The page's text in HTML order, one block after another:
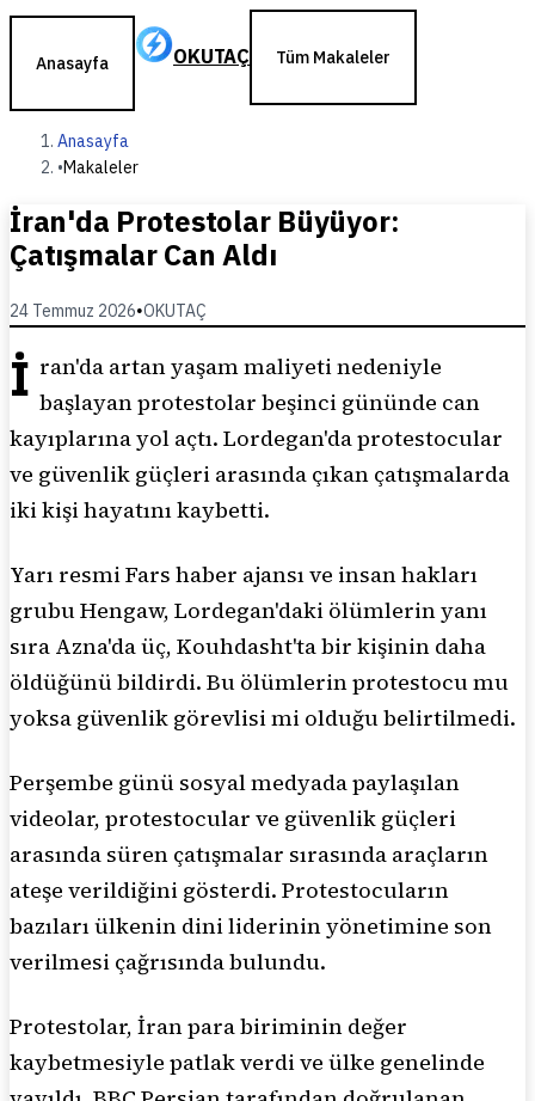
Anasayfa OKUTAÇ Tüm Makaleler
Anasayfa
•Makaleler
İran'da Protestolar Büyüyor:
Çatışmalar Can Aldı
24 Temmuz 2026•OKUTAÇ
İ ran'da artan yaşam maliyeti nedeniyle
başlayan protestolar beşinci gününde can
kayıplarına yol açtı. Lordegan'da protestocular
ve güvenlik güçleri arasında çıkan çatışmalarda
iki kişi hayatını kaybetti.
Yarı resmi Fars haber ajansı ve insan hakları
grubu Hengaw, Lordegan'daki ölümlerin yanı
sıra Azna'da üç, Kouhdasht'ta bir kişinin daha
öldüğünü bildirdi. Bu ölümlerin protestocu mu
yoksa güvenlik görevlisi mi olduğu belirtilmedi.
Perşembe günü sosyal medyada paylaşılan
videolar, protestocular ve güvenlik güçleri
arasında süren çatışmalar sırasında araçların
ateşe verildiğini gösterdi. Protestocuların
bazıları ülkenin dini liderinin yönetimine son
verilmesi çağrısında bulundu.
Protestolar, İran para biriminin değer
kaybetmesiyle patlak verdi ve ülke genelinde